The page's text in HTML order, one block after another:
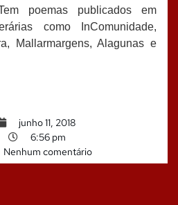
poemas publicados em
como InComunidade,
Mallarmargens, Alagunas e
junho 11, 2018
6:56 pm
Nenhum comentário